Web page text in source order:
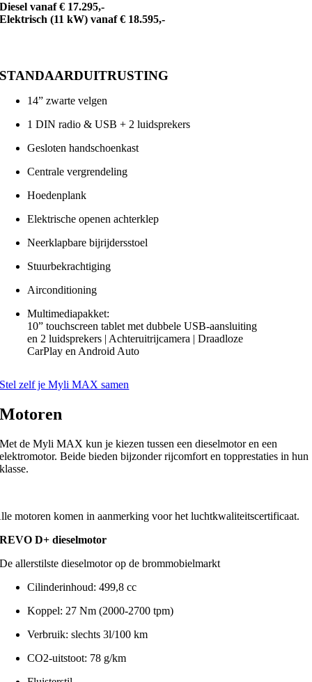
Diesel vanaf € 17.295,-
Elektrisch (11 kW) vanaf € 18.595,-
STANDAARDUITRUSTING
14” zwarte velgen
1 DIN radio & USB + 2 luidsprekers
Gesloten handschoenkast
Centrale vergrendeling
Hoedenplank
Elektrische openen achterklep
Neerklapbare bijrijdersstoel
Stuurbekrachtiging
Airconditioning
Multimediapakket:
10” touchscreen tablet met dubbele USB-aansluiting
en 2 luidsprekers | Achteruitrijcamera | Draadloze
CarPlay en Android Auto
Stel zelf je Myli MAX samen
Motoren
Met de Myli MAX kun je kiezen tussen een dieselmotor en een
elektromotor. Beide bieden bijzonder rijcomfort en topprestaties in hun
klasse.
motoren komen in aanmerking voor het luchtkwaliteitscertificaat.
REVO D+ dieselmotor
De allerstilste dieselmotor op de brommobielmarkt
Cilinderinhoud: 499,8 cc
Koppel: 27 Nm (2000-2700 tpm)
Verbruik: slechts 3l/100 km
CO2-uitstoot: 78 g/km